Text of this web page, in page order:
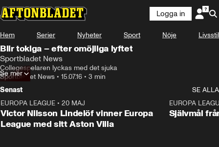
Logga in
Hem Serier Nyheter Sport Nöje Livsstil
Blir tokiga – efter omöjliga lyftet
Sportbladet News
Collegespelaren lyckas med det sjuka
Sportbladet News • 15.07.16 • 3 min
Se mer
Senast
SE ALLA
EUROPA LEAGUE • 20 MAJ
Victor Nilsson Lindelöf vinner Europa
League med sitt Aston Villa
EUROPA
Självmål